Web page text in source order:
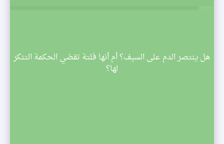
هل ينتصر الدم على السيف؟ أم أنها فلتة تقضي الحكمة التنكر
لها؟